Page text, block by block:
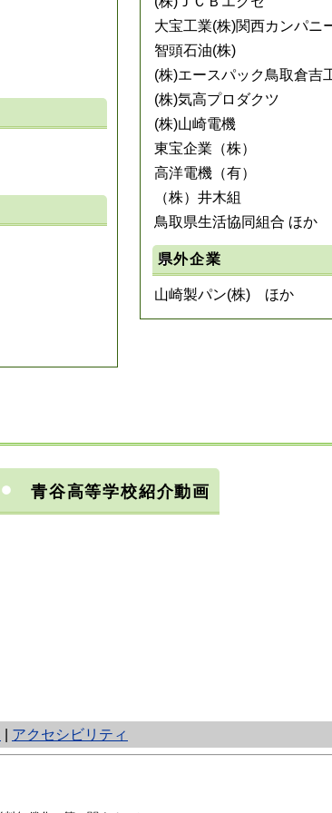
大宝工業(株)関西カンパニ
智頭石油(株)
(株)エースパック鳥取倉吉
(株)気高プロダクツ
(株)山崎電機
東宝企業（株）
高洋電機（有）
（株）井木組
鳥取県生活協同組合 ほか
県外企業
山崎製パン(株) ほか
青谷高等学校紹介動画
アクセシビリティ